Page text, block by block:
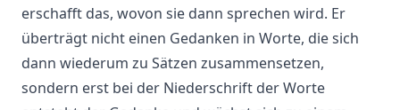
erschafft das, wovon sie dann sprechen wird. Er
überträgt nicht einen Gedanken in Worte, die sich
dann wiederum zu Sätzen zusammensetzen,
sondern erst bei der Niederschrift der Worte